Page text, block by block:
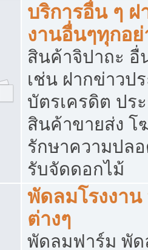
บริการอื่น ๆ
งานอื่นๆทุกอ
สินค้าจิปาถะ อื่
เช่น ฝากข่าวป
บัตรเครดิต ปร
สินค้าขายส่ง
รักษาความปล
รับจัดดอกไม้
พัดลมโรงงา
ต่างๆ
พัดลมฟาร์ม พัด